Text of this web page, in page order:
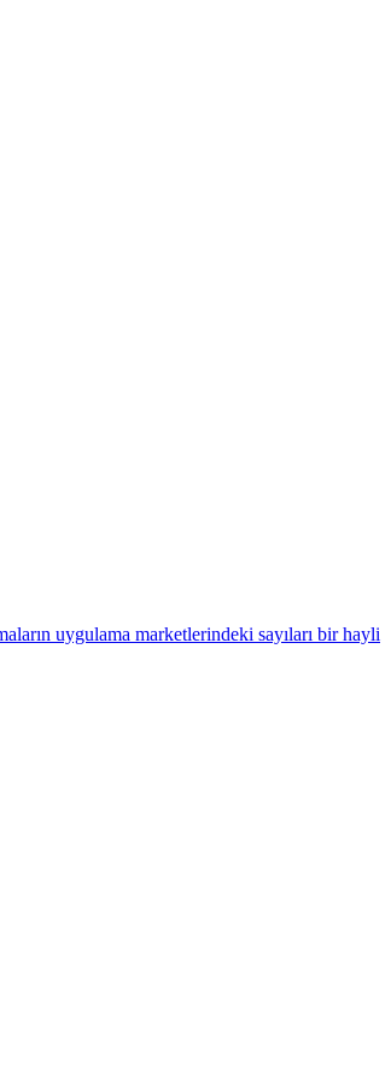
uygulama marketlerindeki sayıları bir hayli